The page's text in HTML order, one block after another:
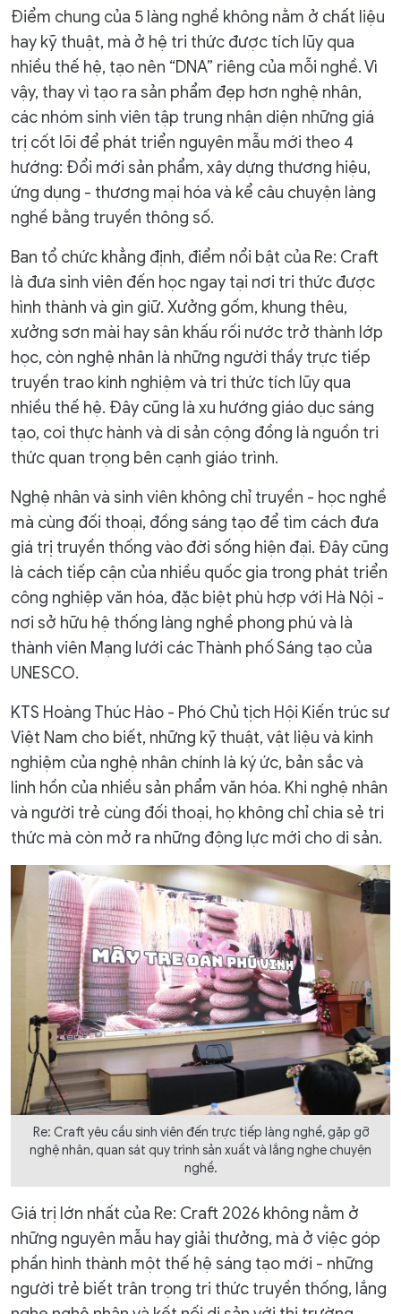
Điểm chung của 5 làng nghề không nằm ở chất liệu
hay kỹ thuật, mà ở hệ tri thức được tích lũy qua
nhiều thế hệ, tạo nên “DNA” riêng của mỗi nghề. Vì
vậy, thay vì tạo ra sản phẩm đẹp hơn nghệ nhân,
các nhóm sinh viên tập trung nhận diện những giá
trị cốt lõi để phát triển nguyên mẫu mới theo 4
hướng: Đổi mới sản phẩm, xây dựng thương hiệu,
ứng dụng - thương mại hóa và kể câu chuyện làng
nghề bằng truyền thông số.
Ban tổ chức khẳng định, điểm nổi bật của Re: Craft
là đưa sinh viên đến học ngay tại nơi tri thức được
hình thành và gìn giữ. Xưởng gốm, khung thêu,
xưởng sơn mài hay sân khấu rối nước trở thành lớp
học, còn nghệ nhân là những người thầy trực tiếp
truyền trao kinh nghiệm và tri thức tích lũy qua
nhiều thế hệ. Đây cũng là xu hướng giáo dục sáng
tạo, coi thực hành và di sản cộng đồng là nguồn tri
thức quan trọng bên cạnh giáo trình.
Nghệ nhân và sinh viên không chỉ truyền - học nghề
mà cùng đối thoại, đồng sáng tạo để tìm cách đưa
giá trị truyền thống vào đời sống hiện đại. Đây cũng
là cách tiếp cận của nhiều quốc gia trong phát triển
công nghiệp văn hóa, đặc biệt phù hợp với Hà Nội -
nơi sở hữu hệ thống làng nghề phong phú và là
thành viên Mạng lưới các Thành phố Sáng tạo của
UNESCO.
KTS Hoàng Thúc Hào - Phó Chủ tịch Hội Kiến trúc sư
Việt Nam cho biết, những kỹ thuật, vật liệu và kinh
nghiệm của nghệ nhân chính là ký ức, bản sắc và
linh hồn của nhiều sản phẩm văn hóa. Khi nghệ nhân
và người trẻ cùng đối thoại, họ không chỉ chia sẻ tri
thức mà còn mở ra những động lực mới cho di sản.
Re: Craft yêu cầu sinh viên đến trực tiếp làng nghề, gặp gỡ
nghệ nhân, quan sát quy trình sản xuất và lắng nghe chuyện
nghề.
Giá trị lớn nhất của Re: Craft 2026 không nằm ở
những nguyên mẫu hay giải thưởng, mà ở việc góp
phần hình thành một thế hệ sáng tạo mới - những
người trẻ biết trân trọng tri thức truyền thống, lắng